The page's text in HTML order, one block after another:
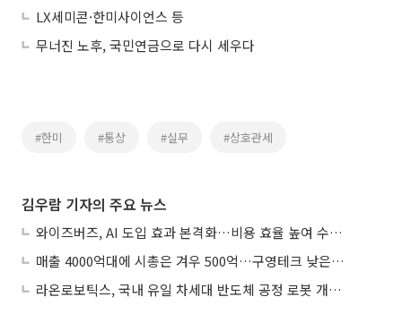
LX세미콘·한미사이언스 등
무너진 노후, 국민연금으로 다시 세우다
#한미 #통상 #실무 #상호관세
김우람 기자의 주요 뉴스
와이즈버즈, AI 도입 효과 본격화…비용 효율 높여 수익성 개선
매출 4000억대에 시총은 겨우 500억…구영테크 낮은 몸값에 저가 승계 마무리
라온로보틱스, 국내 유일 차세대 반도체 공정 로봇 개발 ‘고객사 테스트 진행’